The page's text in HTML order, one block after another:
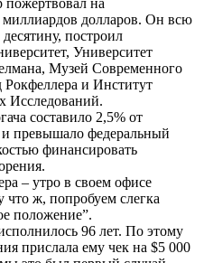
на
миллиардов долларов. Он всю
построил
Университет
Музей Современного
и Институт
Исследований.
составило 2,5% от
превышало федеральный
финансировать
– утро в своем офисе
что ж, попробуем слегка
положение”.
96 лет. По этому
прислала ему чек на $5 000